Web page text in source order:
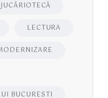
JUCĂRIOTECĂ
LECTURA
BUCURESTI